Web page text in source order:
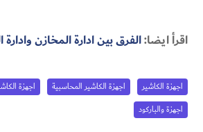
اقرأ ايضا:الفرق بين ادارة المخازن
اجهزة الكاشير اجهزة الكاشير المحاسبية
اجهزة
اجهزة والباركود